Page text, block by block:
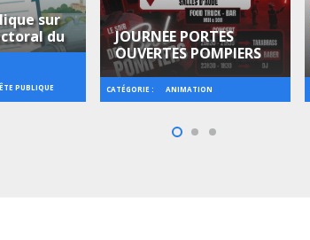
PUBLIQUE
sur
du
CATÉGORIE : ANIMATION
JOURNEE PORTES
OUVERTES POMPIERS